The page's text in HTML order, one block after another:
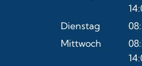
Dienstag
Mittwoch